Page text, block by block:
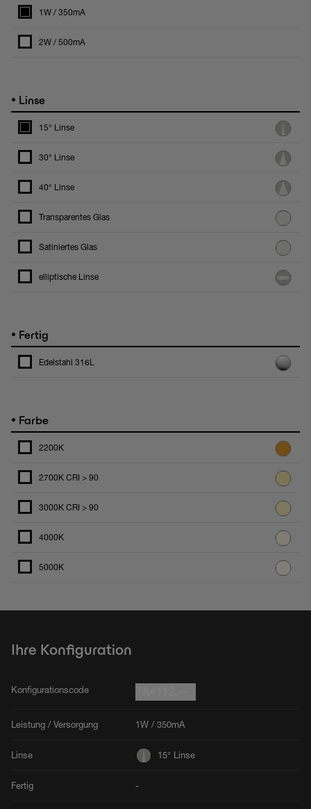
1W / 350mA
2W / 500mA
• Linse
15° Linse
30° Linse
40° Linse
Transparentes Glas
Satiniertes Glas
elliptische Linse
• Fertig
Edelstahl 316L
• Farbe
2200K
2700K CRI > 90
3000K CRI > 90
4000K
5000K
Ihre Konfiguration
Konfigurationscode
Leistung / Versorgung 1W / 350mA
Linse 15° Linse
Fertig -